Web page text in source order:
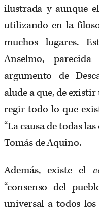
ilustrada y aunque
utilizando en la
muchos lugares.
Anselmo,
argumento de
alude a que, de
regir todo lo que
“La causa de todas
Tomás de Aquino.
Además, existe el
“consenso del
universal a todos